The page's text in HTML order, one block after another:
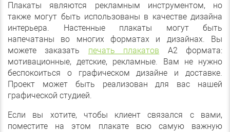
Плакаты являются рекламным инструментом, но
также могут быть использованы в качестве дизайна
интерьера. Настенные плакаты могут быть
напечатаны во многих форматах и дизайнах. Вы
можете заказать печать плакатов А2 формата:
мотивационные, детские, рекламные. Вам не нужно
беспокоиться о графическом дизайне и доставке.
Проект может быть реализован для вас нашей
графической студией.
Если вы хотите, чтобы клиент связался с вами,
поместите на этом плакате всю самую важную